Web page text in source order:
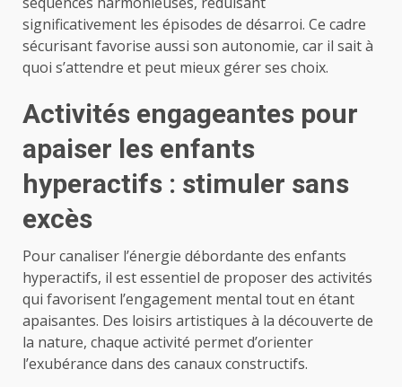
significativement les épisodes de désarroi. Ce cadre
sécurisant favorise aussi son autonomie, car il sait à
quoi s’attendre et peut mieux gérer ses choix.
Activités engageantes pour
apaiser les enfants
hyperactifs : stimuler sans
excès
Pour canaliser l’énergie débordante des enfants
hyperactifs, il est essentiel de proposer des activités
qui favorisent l’engagement mental tout en étant
apaisantes. Des loisirs artistiques à la découverte de
la nature, chaque activité permet d’orienter
l’exubérance dans des canaux constructifs.